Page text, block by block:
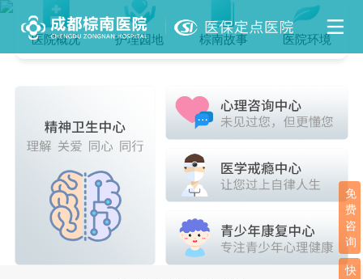
医院概况 护理园地 棕南故事 医院环境
免
费
咨
询
快